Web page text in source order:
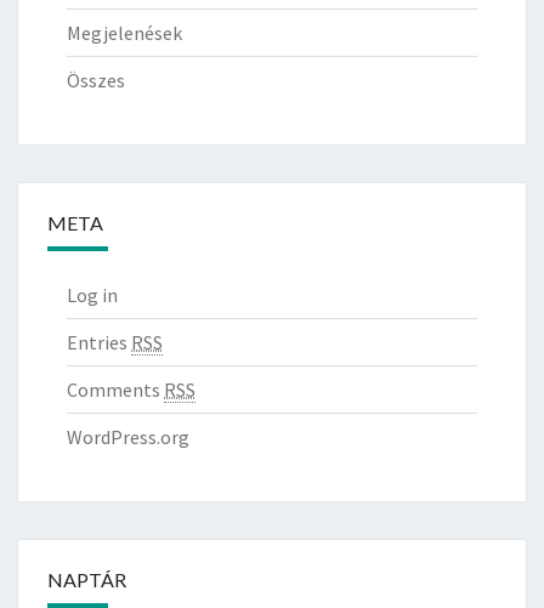
Megjelenések
Összes
META
Log in
Entries RSS
Comments RSS
WordPress.org
NAPTÁR